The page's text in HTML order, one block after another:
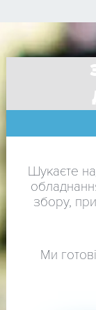
Шукаєте
збору,
Ми